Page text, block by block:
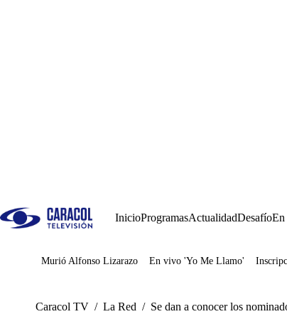
InicioProgramasActualidadDesafío
Juegos
Murió Alfonso Lizarazo En vivo 'Yo Me Llamo'
Caracol TV / La Red / Se dan a conocer los